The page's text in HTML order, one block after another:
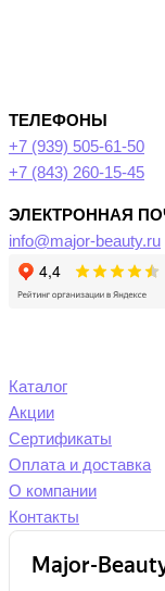
ТЕЛЕФОНЫ
+7 (939) 505-61-50
+7 (843) 260-15-45
ЭЛЕКТРОННАЯ
info@major-beauty.ru
Каталог
Акции
Сертификаты
Оплата и доставка
О компании
Контакты